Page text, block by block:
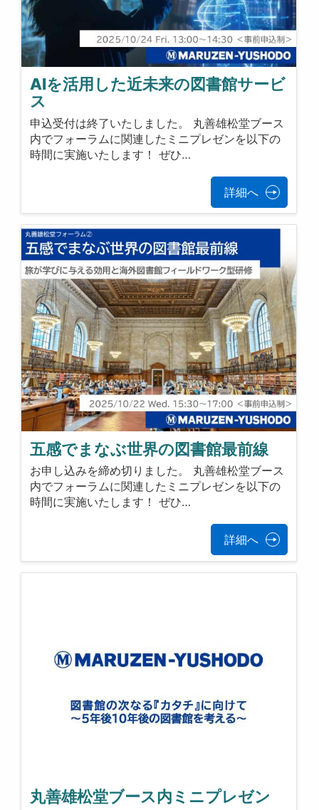
AIを活用した近未来の図書館サービ
ス
申込受付は終了いたしました。 丸善雄松堂ブース
内でフォーラムに関連したミニプレゼンを以下の
時間に実施いたします！ ぜひ…
詳細へ
五感でまなぶ世界の図書館最前線
お申し込みを締め切りました。 丸善雄松堂ブース
内でフォーラムに関連したミニプレゼンを以下の
時間に実施いたします！ ぜひ…
詳細へ
丸善雄松堂ブース内ミニプレゼン